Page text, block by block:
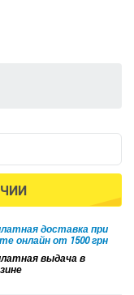
доставка при
онлайн от 1500 грн
выдача в